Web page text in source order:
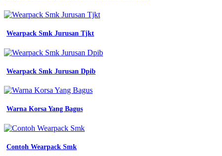
fungsi
jenisnya
untuk
siswa
kejuruan
seragam
werpak
terusan
smk
desain
Wearpack Smk Jurusan Tjkt
Wearpack Smk Jurusan Dpib
Warna Korsa Yang Bagus
Contoh Wearpack Smk